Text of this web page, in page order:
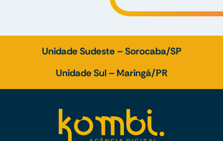
Unidade Sudeste – Sorocaba/SP
Unidade Sul – Maringá/PR